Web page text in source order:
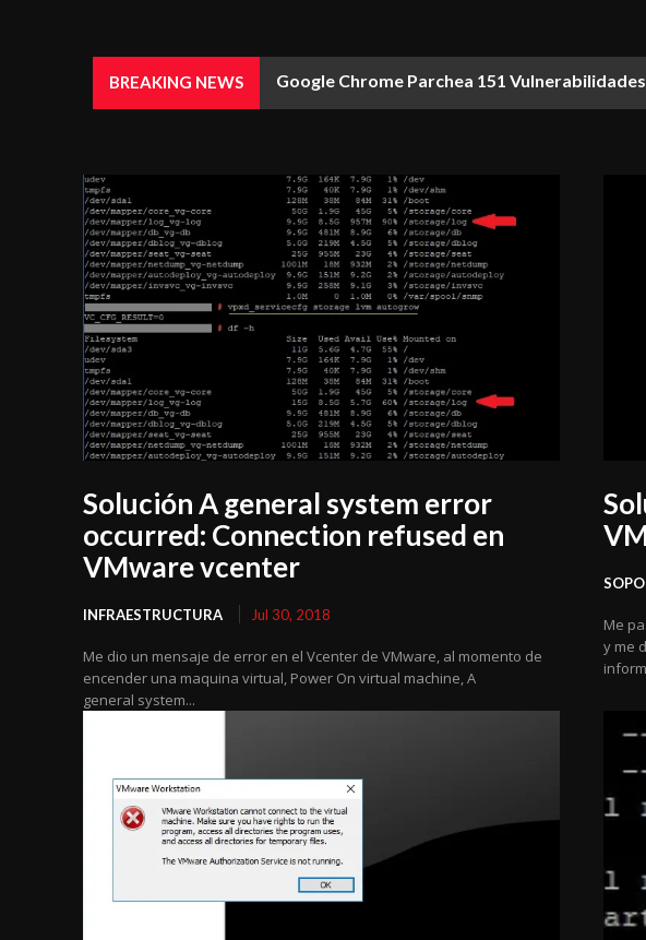
BREAKING NEWS Google Chrome Parchea 151
Solución A general system error
occurred: Connection refused en
VMware vcenter
INFRAESTRUCTURA Jul 30, 2018
Me dio un mensaje de error en el Vcenter de VMware, al momento de
encender una maquina virtual, Power On virtual machine, A
general system...
Me
y me